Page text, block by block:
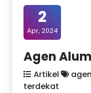
2
Apr, 2024
Agen
Artikel
terdekat